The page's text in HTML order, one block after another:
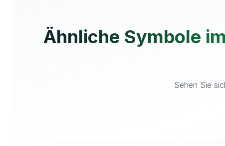
Ähnliche Symbole
Sehen Sie